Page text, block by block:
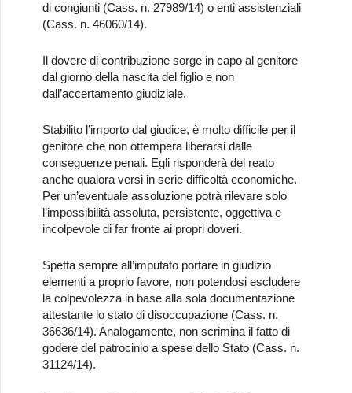
di congiunti (Cass. n. 27989/14) o enti assistenziali
(Cass. n. 46060/14).
Il dovere di contribuzione sorge in capo al genitore
dal giorno della nascita del figlio e non
dall’accertamento giudiziale.
Stabilito l’importo dal giudice, è molto difficile per il
genitore che non ottempera liberarsi dalle
conseguenze penali. Egli risponderà del reato
anche qualora versi in serie difficoltà economiche.
Per un’eventuale assoluzione potrà rilevare solo
l’impossibilità assoluta, persistente, oggettiva e
incolpevole di far fronte ai propri doveri.
Spetta sempre all’imputato portare in giudizio
elementi a proprio favore, non potendosi escludere
la colpevolezza in base alla sola documentazione
attestante lo stato di disoccupazione (Cass. n.
36636/14). Analogamente, non scrimina il fatto di
godere del patrocinio a spese dello Stato (Cass. n.
31124/14).